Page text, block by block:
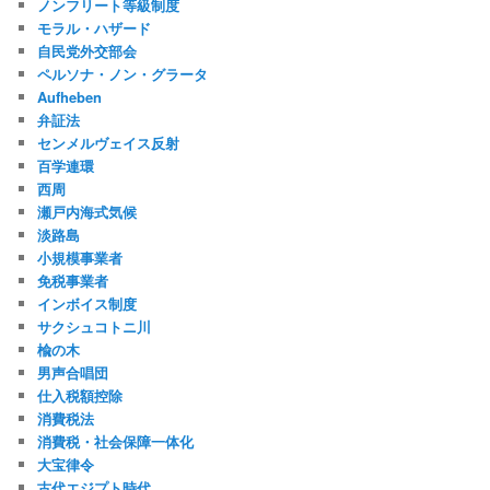
ノンフリート等級制度
モラル・ハザード
自民党外交部会
ペルソナ・ノン・グラータ
Aufheben
弁証法
センメルヴェイス反射
百学連環
西周
瀬戸内海式気候
淡路島
小規模事業者
免税事業者
インボイス制度
サクシュコトニ川
楡の木
男声合唱団
仕入税額控除
消費税法
消費税・社会保障一体化
大宝律令